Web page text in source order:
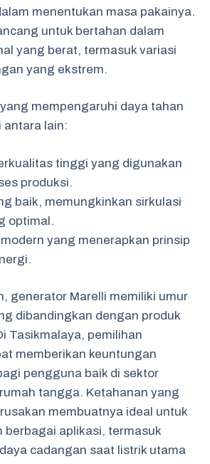
menentukan masa pakainya.
untuk bertahan dalam
yang berat, termasuk variasi
yang ekstrem.
mempengaruhi daya tahan
antara lain:
tinggi yang digunakan
produksi.
baik, memungkinkan sirkulasi
optimal.
yang menerapkan prinsip
generator Marelli memiliki umur
dibandingkan dengan produk
Tasikmalaya, pemilihan
memberikan keuntungan
pengguna baik di sektor
tangga. Ketahanan yang
membuatnya ideal untuk
berbagai aplikasi, termasuk
cadangan saat listrik utama